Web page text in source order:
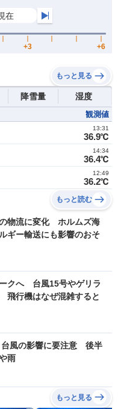
もっと見る
降雪量 湿度
観測値
36.9℃
13:31
36.4℃
14:34
36.2℃
12:49
もっと読む
物流に変化 ホルムズ海
ギー輸送にも影響のおそ
クへ 台風15号やゲリラ
行機はなぜ混雑すると
風の影響に要注意 後半
雨
もっと見る